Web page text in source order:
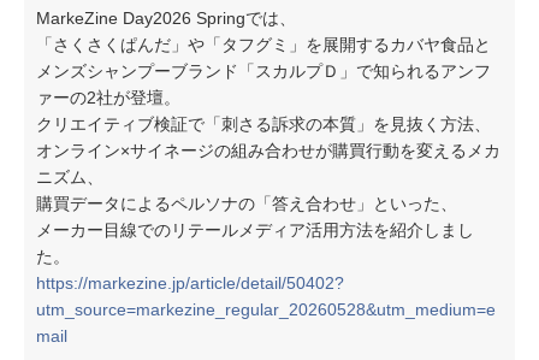
MarkeZine Day2026 Springでは、
「さくさくぱんだ」や「タフグミ」を展開するカバヤ食品と
メンズシャンプーブランド「スカルプＤ」で知られるアンフ
ァーの2社が登壇。
クリエイティブ検証で「刺さる訴求の本質」を見抜く方法、
オンライン×サイネージの組み合わせが購買行動を変えるメカ
ニズム、
購買データによるペルソナの「答え合わせ」といった、
メーカー目線でのリテールメディア活用方法を紹介しまし
た。
https://markezine.jp/article/detail/50402?
utm_source=markezine_regular_20260528&utm_medium=e
mail